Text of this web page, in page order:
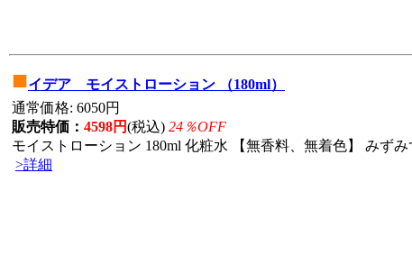
■イデア モイストローション （180ml）
通常価格: 6050円
販売特価： 4598円(税込) 24％OFF
モイストローション 180ml 化粧水 【無香料、無着色】 みずみ
>詳細